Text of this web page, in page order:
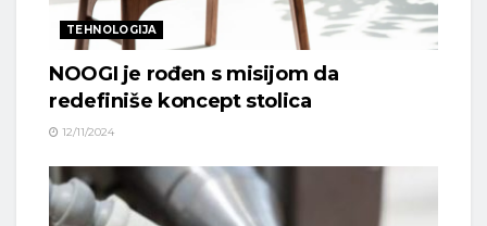
TEHNOLOGIJA
NOOGI je rođen s misijom da
redefiniše koncept stolica
12/11/2024